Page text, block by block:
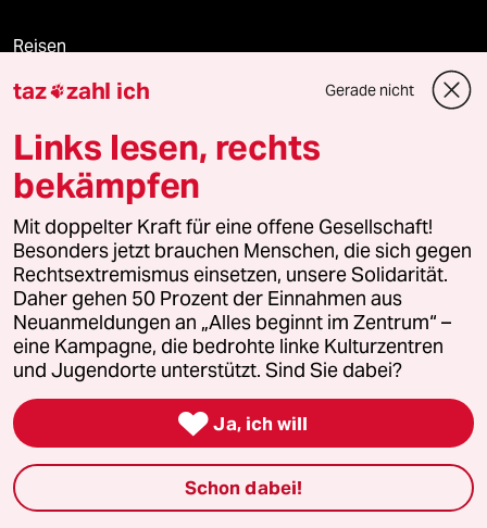
Reisen
Kantine
Shop
Anzeigen
Fragen & Hilfe
Feedback
Aboservice
ePaper Login
taz zahl ich Gerade nicht
Links lesen, rechts
bekämpfen
Mit doppelter Kraft für eine offene Gesellschaft!
Besonders jetzt brauchen Menschen, die sich gegen
Rechtsextremismus einsetzen, unsere Solidarität.
Daher gehen 50 Prozent der Einnahmen aus
Neuanmeldungen an „Alles beginnt im Zentrum“ –
eine Kampagne, die bedrohte linke Kulturzentren
und Jugendorte unterstützt. Sind Sie dabei?
 Ja, ich will
Schon dabei!